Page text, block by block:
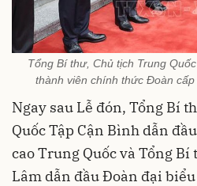
Tổng Bí thư, Chủ tịch Trung
thành viên chính thức Đoàn
Ngay sau Lễ đón, Tổng Bí
Quốc Tập Cận Bình dẫn
cao Trung Quốc và Tổng Bí
Lâm dẫn đầu Đoàn đại